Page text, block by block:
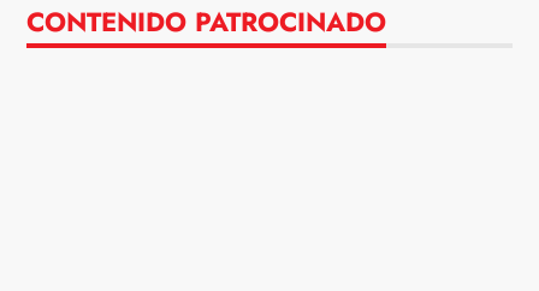
CONTENIDO PATROCINADO